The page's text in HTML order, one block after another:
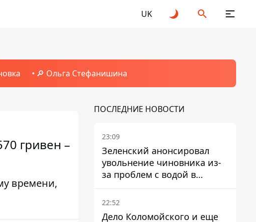
UK
🔎 Ольга Стефанишина
гривен –
времени,
ПОСЛЕДНИЕ НОВОСТИ
23:09
Зеленский анонсировал
увольнение чиновника из-
за проблем с водой в
Марганце
22:52
Дело Коломойского и еще